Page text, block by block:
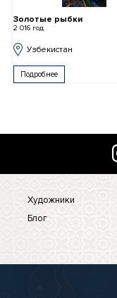
Золотые рыбки
2 016 год
Узбекистан
Подробнее
Художники
Блог